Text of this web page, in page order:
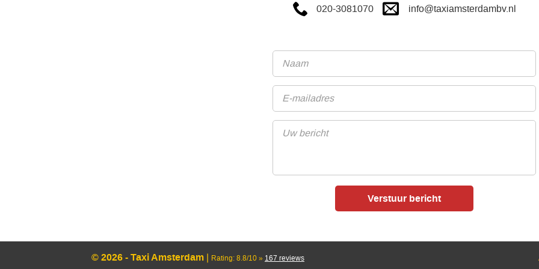
020-3081070 info@taxiamsterdambv.nl
© 2026 - Taxi Amsterdam | Rating:8.8/10» 167 reviews